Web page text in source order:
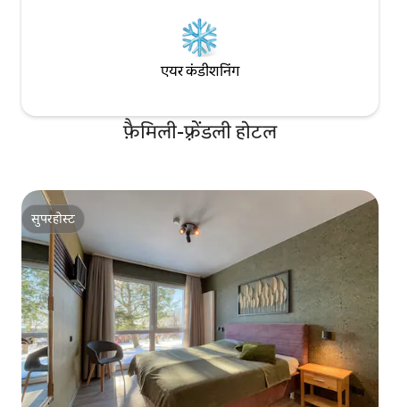
एयर कंडीशनिंग
फ़ैमिली-फ़्रेंडली होटल
सुपरहोस्ट
सुपरहोस्ट